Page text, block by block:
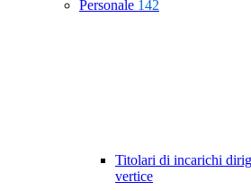
Personale 142
Titolari di incarichi
vertice